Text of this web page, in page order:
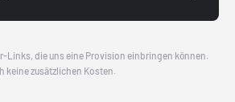
Links, die uns eine Provision einbringen können.
keine zusätzlichen Kosten.